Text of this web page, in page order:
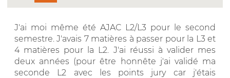
J'ai moi même été AJAC L2/L3 pour le second
semestre. J'avais 7 matières à passer pour la L3 et
4 matières pour la L2. J'ai réussi à valider mes
deux années (pour être honnête j'ai validé ma
seconde L2 avec les points jury car j'étais